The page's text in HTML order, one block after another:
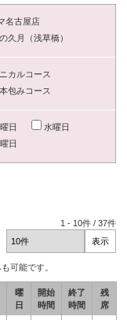
名古屋店
久月（浅草橋）
カルコース
包みコース
日
水曜日
日
1 - 10件 /37件
可能です。
曜
日
開始
時間
終了
時間
残
席